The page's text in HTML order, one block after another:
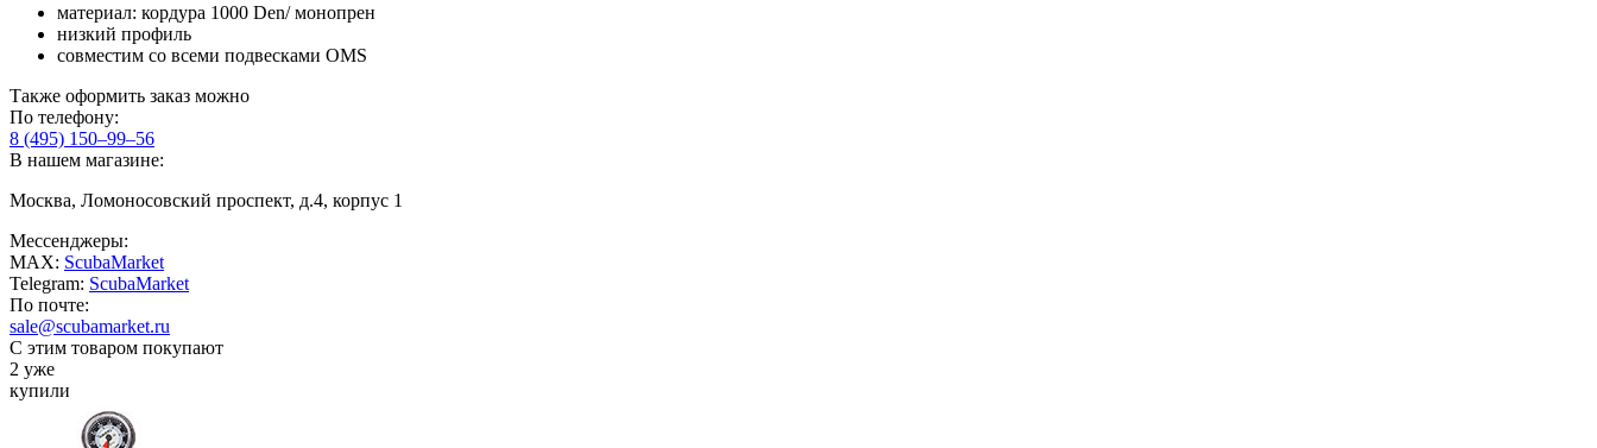
материал: кордура 1000 Den/ монопрен
низкий профиль
совместим со всеми подвесками OMS
Также оформить заказ можно
По телефону:
8 (495) 150–99–56
В нашем магазине:
Москва, Ломоносовский проспект, д.4, корпус 1
Мессенджеры:
MAX: ScubaMarket
Telegram: ScubaMarket
По почте:
sale@scubamarket.ru
С этим товаром покупают
2 уже
купили